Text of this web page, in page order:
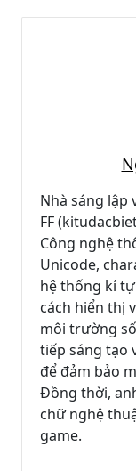
Nhà sáng lập
FF
Công nghệ
Unicode,
hệ thống kí
cách hiển thị
môi trường
tiếp sáng tạo
để đảm bảo
Đồng thời,
chữ nghệ
game.